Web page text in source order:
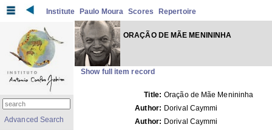
Institute Paulo Moura Scores Repertoire
ORAÇÃO DE MÃE MENININHA
Show full item record
Title: Oração de Mãe Menininha
Author: Dorival Caymmi
Author: Dorival Caymmi
Advanced Search